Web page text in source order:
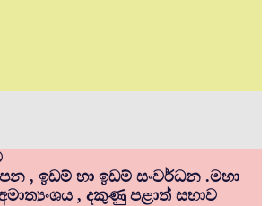
, ඉඩම් හා ඉඩම් සංවර්ධන .මහා
අමාත්‍යංශය , දකුණු පළාත් සභාව